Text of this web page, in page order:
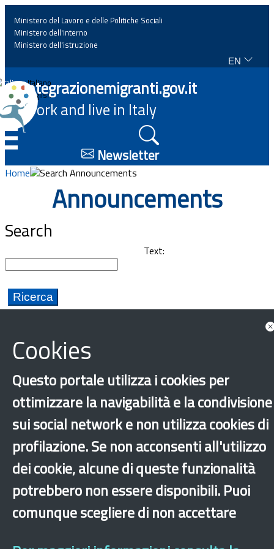
Home
News
Highlights
Events
Regulations and law
Projects
Documents
Ministero del Lavoro e delle Politiche Sociali
Ministero dell'interno
Ministero dell'istruzione
EN
Italiano
English
Integrazionemigranti.gov.it
Work and live in Italy
Newsletter
Home Search Announcements
Announcements
Search
Text:
Cookies
Questo portale utilizza i cookies per
ottimizzare la navigabilità e la condivisione
sui social network e non utilizza cookies di
profilazione. Se non acconsenti all'utilizzo
dei cookie, alcune di queste funzionalità
potrebbero non essere disponibili. Puoi
comunque scegliere di non accettare